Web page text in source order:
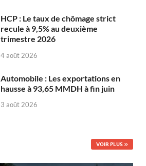
HCP : Le taux de chômage strict
recule à 9,5% au deuxième
trimestre 2026
4 août 2026
Automobile : Les exportations en
hausse à 93,65 MMDH à fin juin
3 août 2026
VOIR PLUS